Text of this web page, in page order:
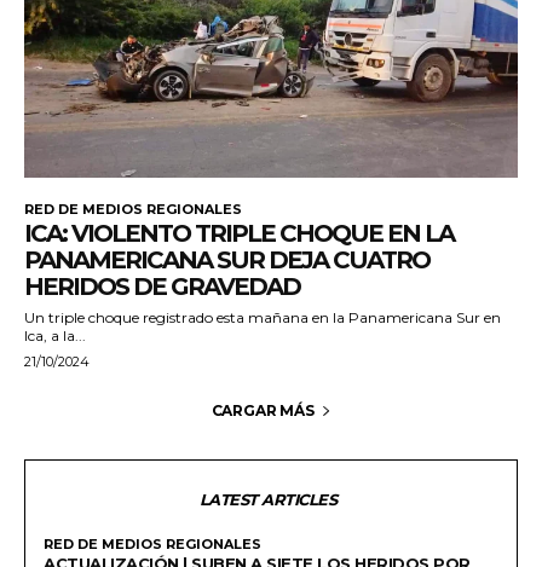
RED DE MEDIOS REGIONALES
ICA: VIOLENTO TRIPLE CHOQUE EN LA
PANAMERICANA SUR DEJA CUATRO
HERIDOS DE GRAVEDAD
Un triple choque registrado esta mañana en la Panamericana Sur en
Ica, a la...
21/10/2024
CARGAR MÁS
LATEST ARTICLES
RED DE MEDIOS REGIONALES